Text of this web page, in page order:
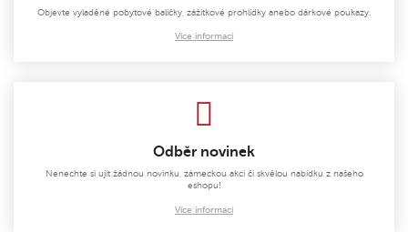
Objevte vyladěné pobytové balíčky, zážitkové prohlídky anebo dárkové poukazy.
Více informací
Odběr novinek
Nenechte si ujít žádnou novinku, zámeckou akci či skvělou nabídku z našeho
eshopu!
Více informací